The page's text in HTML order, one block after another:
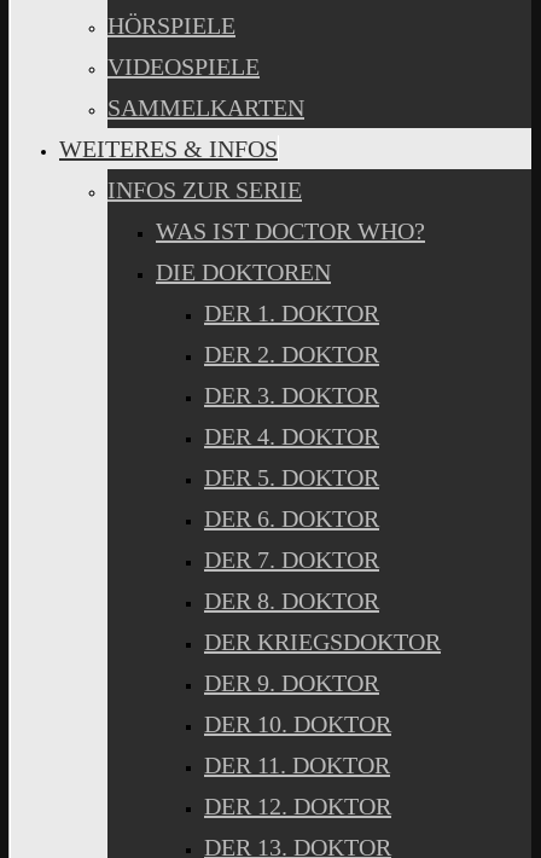
HÖRSPIELE
VIDEOSPIELE
SAMMELKARTEN
WEITERES & INFOS
INFOS ZUR SERIE
WAS IST DOCTOR WHO?
DIE DOKTOREN
DER 1. DOKTOR
DER 2. DOKTOR
DER 3. DOKTOR
DER 4. DOKTOR
DER 5. DOKTOR
DER 6. DOKTOR
DER 7. DOKTOR
DER 8. DOKTOR
DER KRIEGSDOKTOR
DER 9. DOKTOR
DER 10. DOKTOR
DER 11. DOKTOR
DER 12. DOKTOR
DER 13. DOKTOR